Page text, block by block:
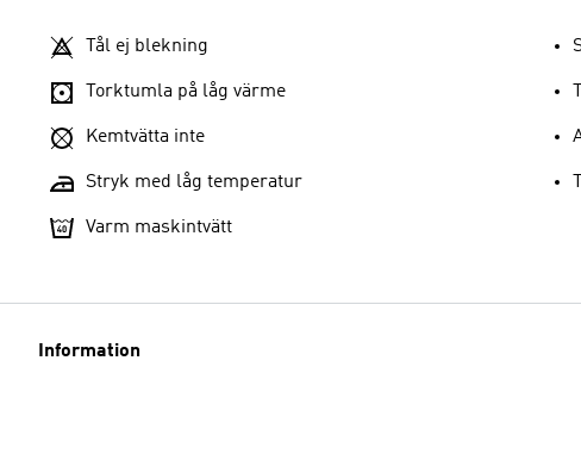
Tål ej blekning
Torktumla på låg värme
Kemtvätta inte
Stryk med låg temperatur
Varm maskintvätt
Information